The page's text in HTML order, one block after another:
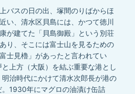
バスの日の出、塚間のりばからほ
い、清水区貝島には、かつて徳川
が建てた「貝島御殿」という別荘
り、そこには富士山を見るための
富士見櫓」があったと言われてい
上方（大阪）を結ぶ重要な港とし
治時代にかけて清水次郎長が港の
1930年にマグロの油漬け缶詰